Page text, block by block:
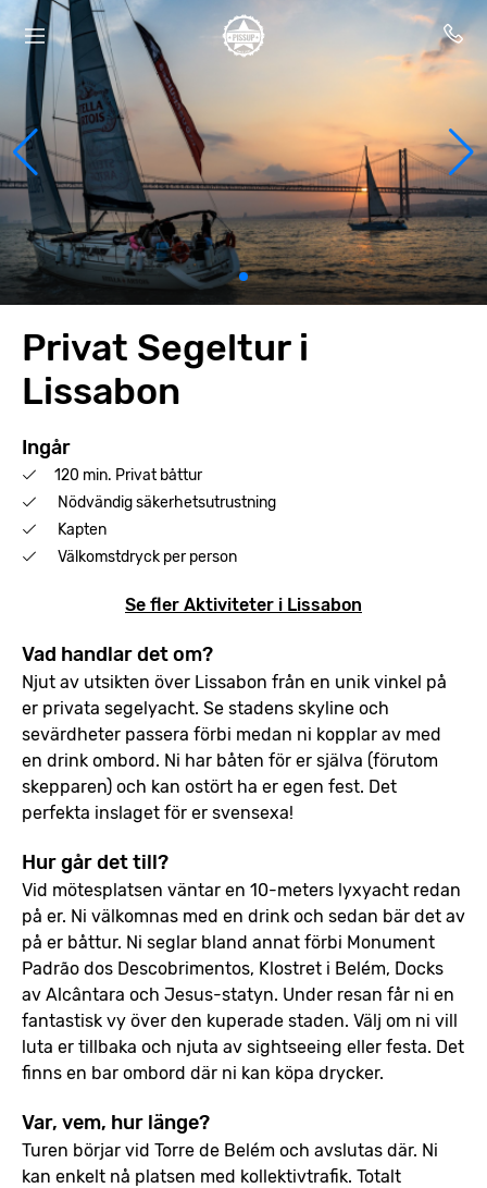
Privat Segeltur i
Lissabon
Ingår
120 min. Privat båttur
Nödvändig säkerhetsutrustning
Kapten
Välkomstdryck per person
Se fler Aktiviteter i Lissabon
Vad handlar det om?
Njut av utsikten över Lissabon från en unik vinkel på
er privata segelyacht. Se stadens skyline och
sevärdheter passera förbi medan ni kopplar av med
en drink ombord. Ni har båten för er själva (förutom
skepparen) och kan ostört ha er egen fest. Det
perfekta inslaget för er svensexa!
Hur går det till?
Vid mötesplatsen väntar en 10-meters lyxyacht redan
på er. Ni välkomnas med en drink och sedan bär det av
på er båttur. Ni seglar bland annat förbi Monument
Padrão dos Descobrimentos, Klostret i Belém, Docks
av Alcântara och Jesus-statyn. Under resan får ni en
fantastisk vy över den kuperade staden. Välj om ni vill
luta er tillbaka och njuta av sightseeing eller festa. Det
finns en bar ombord där ni kan köpa drycker.
Var, vem, hur länge?
Turen börjar vid Torre de Belém och avslutas där. Ni
kan enkelt nå platsen med kollektivtrafik. Totalt